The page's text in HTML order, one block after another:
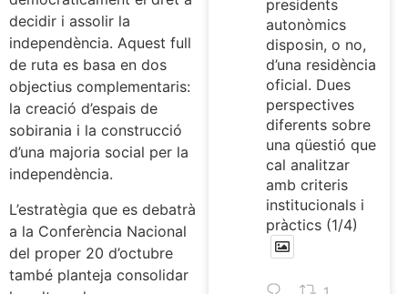
decidir i assolir la
independència. Aquest full
de ruta es basa en dos
objectius complementaris:
la creació d’espais de
sobirania i la construcció
d’una majoria social per la
independència.
L’estratègia que es debatrà
a la Conferència Nacional
del proper 20 d’octubre
també planteja consolidar
presidents
autonòmics
disposin, o no,
d’una residència
oficial. Dues
perspectives
diferents sobre
una qüestió que
cal analitzar
amb criteris
institucionals i
pràctics (1/4)